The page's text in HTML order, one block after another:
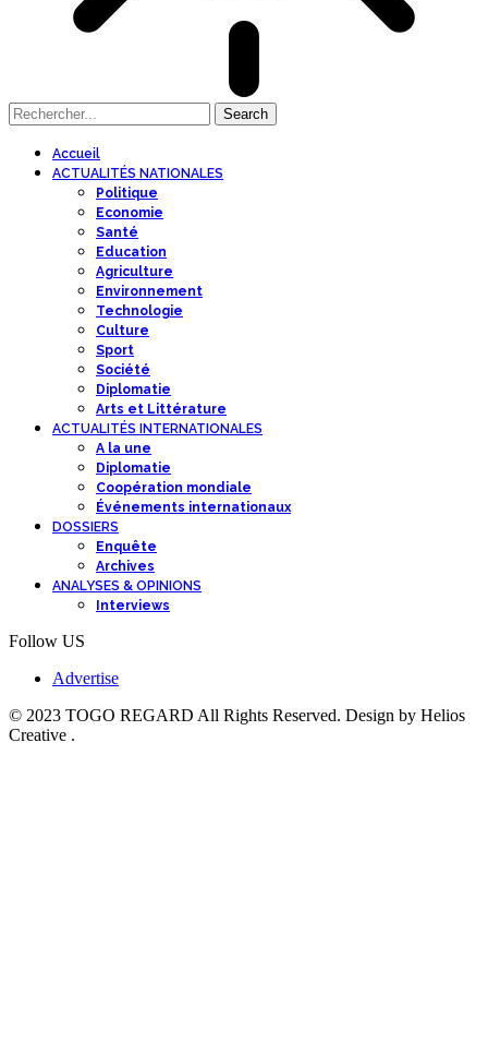
Accueil
ACTUALITÉS NATIONALES
Politique
Economie
Santé
Education
Agriculture
Environnement
Technologie
Culture
Sport
Société
Diplomatie
Arts et Littérature
ACTUALITÉS INTERNATIONALES
A la une
Diplomatie
Coopération mondiale
Événements internationaux
DOSSIERS
Enquête
Archives
ANALYSES & OPINIONS
Interviews
Follow US
Advertise
© 2023 TOGO REGARD All Rights Reserved. Design by Helios
Creative .